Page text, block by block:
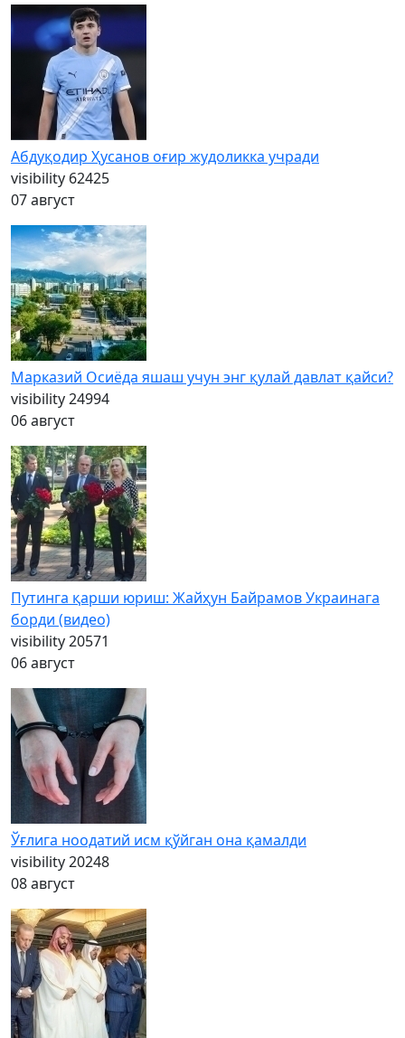
Абдуқодир Ҳусанов оғир жудоликка учради
visibility 62425
07 август
Марказий Осиёда яшаш учун энг қулай давлат қайси?
visibility24994
06 август
Путинга қарши юриш: Жайҳун Байрамов Украинага
борди (видео)
visibility20571
06 август
Ўғлига ноодатий исм қўйган она қамалди
visibility20248
08 август